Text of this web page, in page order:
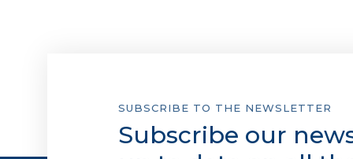
Cookie di profilazione/
e mostrarti avvisi
cookie di profilazione,
SUBSCRIBE TO THE NEWSLETTER
Subscribe our